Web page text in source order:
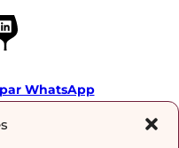
LinkedIn
par WhatsApp